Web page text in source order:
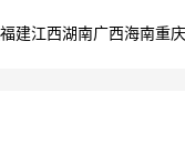
福建江西湖南广西海南重庆